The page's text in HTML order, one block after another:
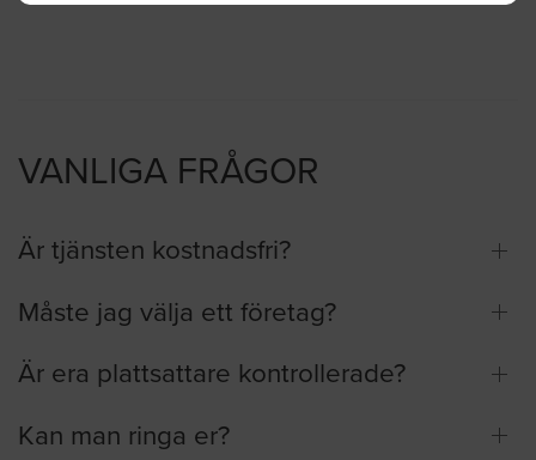
VANLIGA FRÅGOR
Är tjänsten kostnadsfri?
Måste jag välja ett företag?
Är era plattsattare kontrollerade?
Kan man ringa er?